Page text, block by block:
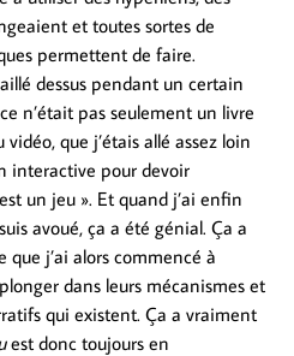
et toutes sortes de
permettent de faire.
dessus pendant un certain
n’était pas seulement un livre
que j’étais allé assez loin
interactive pour devoir
un jeu ». Et quand j’ai enfin
avoué, ça a été génial. Ça a
que j’ai alors commencé à
dans leurs mécanismes et
qui existent. Ça a vraiment
est donc toujours en